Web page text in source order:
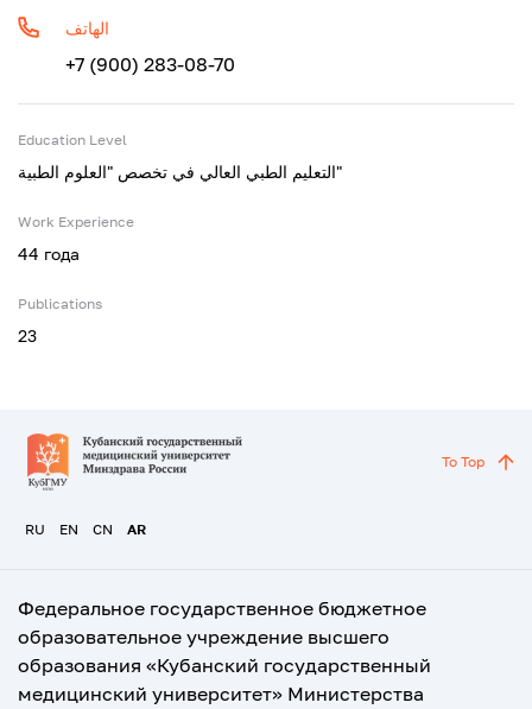
الهاتف
+7 (900) 283-08-70
Education Level
التعليم الطبي العالي في تخصص "العلوم الطبية"
Work Experience
44 года
Publications
23
RU EN CN AR
To Top
Федеральное государственное бюджетное
образовательное учреждение высшего
образования «Кубанский государственный
медицинский университет» Министерства